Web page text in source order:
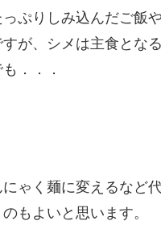
ぷりしみ込んだご飯
が、シメは主食とな
．．．
ゃく麺に変えるなど
もよいと思います。